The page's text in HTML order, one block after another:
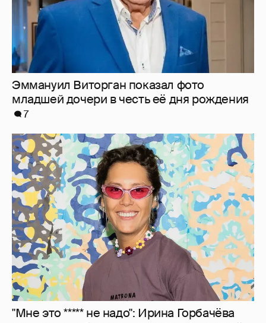
"Мне это ***** не надо": Ирина Горбачёва
заявила, что больше не хочет отношений
27